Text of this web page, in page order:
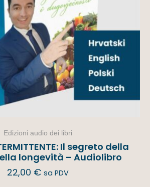
Edizioni audio dei libri
Il segreto della
longevità – Audiolibro
22,00 € sa PDV